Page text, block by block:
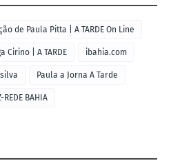
de Paula Pitta | A TARDE On Line
Cirino | A TARDE ibahia.com
Paula a Jorna A Tarde
REDE BAHIA